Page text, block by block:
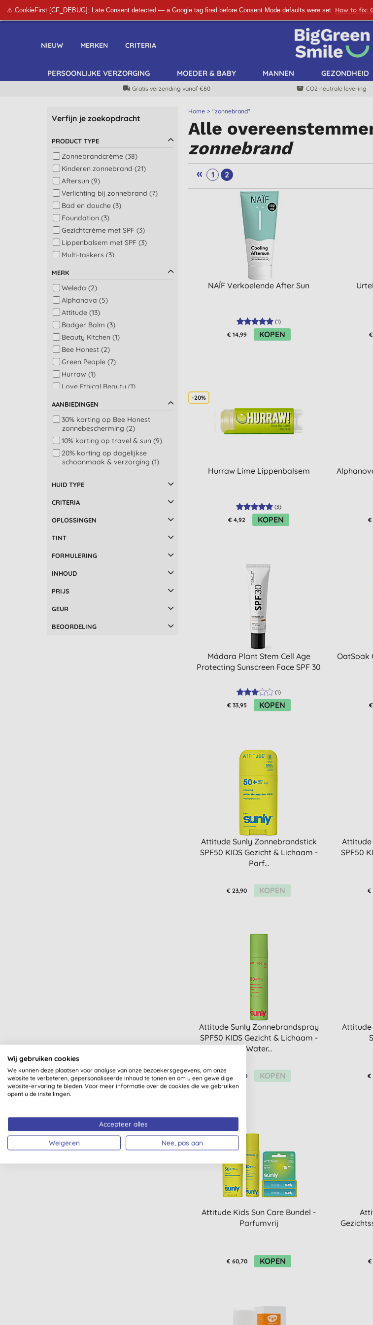
⚠ CookieFirst [CF_DEBUG]: Late Consent detected — a Google tag fired before Consent Mode defaults were set. How to fix:
SCHRIJF ME IN!
NIEUW MERKEN CRITERIA
PERSOONLIJKE VERZORGING MOEDER & BABY MANNEN GEZONDHEID
Gratis verzending vanaf €60 CO2 neutrale levering
Home "zonnebrand"
Alle
zonnebrand
« 1 2
NAÏF Verkoelende After Sun
(1)
€ 14,99 KOPEN
-20%
Hurraw Lime Lippenbalsem
(3)
€ 4,92 KOPEN €
Mádara Plant Stem Cell Age
Protecting Sunscreen Face SPF 30
(1)
€ 33,95 KOPEN
OatSoak
Attitude Sunly Zonnebrandstick
SPF50 KIDS Gezicht & Lichaam -
Parf...
€ 23,90 KOPEN
Attitude
SPF50
€
Attitude Sunly Zonnebrandspray
SPF50 KIDS Gezicht & Lichaam -
Water...
€ 26,90 KOPEN
Attitude
€
Attitude Kids Sun Care Bundel -
Parfumvrij
€ 60,70 KOPEN €
Verfijn je zoekopdracht
PRODUCT TYPE
Zonnebrandcrème (38)
Kinderen zonnebrand (21)
Aftersun (9)
Verlichting bij zonnebrand (7)
Bad en douche (3)
Foundation (3)
Gezichtcrème met SPF (3)
Lippenbalsem met SPF (3)
Multi-taskers (3)
Bodylotion (2)
Bruin zonder zon (2)
Gezondheid voor op reis (2)
Conditioner (1)
Dagcrème (1)
Gezicht balsems (1)
Lippenbalsem (1)
Natuurlijke medicijn (1)
MERK
Weleda (2)
Alphanova (5)
Attitude (13)
Badger Balm (3)
Beauty Kitchen (1)
Bee Honest (2)
Green People (7)
Hurraw (1)
Love Ethical Beauty (1)
OatSoak (2)
Odylique (1)
Suntribe (10)
Urtekram (1)
AANBIEDINGEN
30% korting op Bee Honest
zonnebescherming (2)
10% korting op travel & sun (9)
20% korting op dagelijkse
schoonmaak & verzorging (1)
HUID TYPE
CRITERIA
OPLOSSINGEN
TINT
FORMULERING
INHOUD
PRIJS
GEUR
BEOORDELING
Wij gebruiken cookies
We kunnen deze plaatsen voor analyse van onze bezoekersgegevens, om onze
website te verbeteren, gepersonaliseerde inhoud te tonen en om u een geweldige
website-ervaring te bieden. Voor meer informatie over de cookies die we gebruiken
opent u de instellingen.
Accepteer alles
Weigeren Nee, pas aan